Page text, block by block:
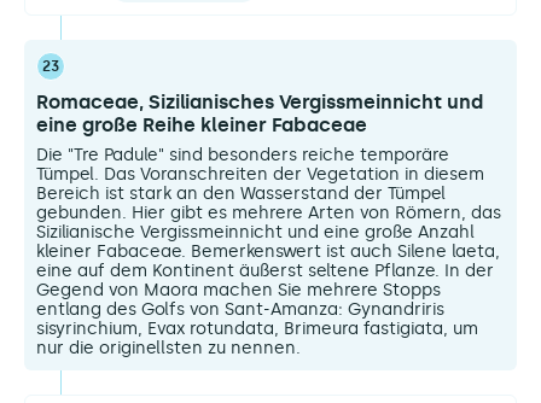
23
Romaceae, Sizilianisches Vergissmeinnicht und
eine große Reihe kleiner Fabaceae
Die "Tre Padule" sind besonders reiche temporäre
Tümpel. Das Voranschreiten der Vegetation in diesem
Bereich ist stark an den Wasserstand der Tümpel
gebunden. Hier gibt es mehrere Arten von Römern, das
Sizilianische Vergissmeinnicht und eine große Anzahl
kleiner Fabaceae. Bemerkenswert ist auch Silene laeta,
eine auf dem Kontinent äußerst seltene Pflanze. In der
Gegend von Maora machen Sie mehrere Stopps
entlang des Golfs von Sant-Amanza: Gynandriris
sisyrinchium, Evax rotundata, Brimeura fastigiata, um
nur die originellsten zu nennen.